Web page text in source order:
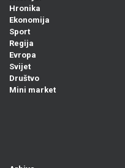
Hronika
Ekonomija
Sport
Regija
Evropa
Svijet
Društvo
Mini market